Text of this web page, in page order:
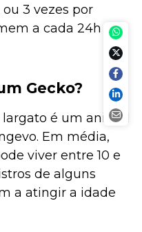
3 vezes por
a cada 24h ou
Gecko?
é um animal
Em média,
viver entre 10 e
de alguns
a atingir a idade